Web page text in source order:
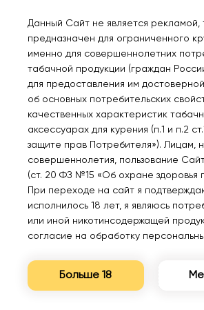
LOST MARY MIXER 20000
Грейпфрут лимон лайм
2%
Уведомить
LOST
Вишня
Нет в наличии
Арбузные конфеты 2%
1150₽
Данный Сайт не является рекламой,
предназначен для ограниченного
именно для совершеннолетних
табачной продукции (граждан
для предоставления им
об основных потребительских
качественных характеристик
аксессуарах для курения (п.1 и п.2
защите прав Потребителя»). Лицам,
совершеннолетия, пользование
(ст. 20 ФЗ №15 «Об охране здоровья
При переходе на сайт я
исполнилось 18 лет, я являюсь
или иной никотинсодержащей
согласие на обработку
Больше 18